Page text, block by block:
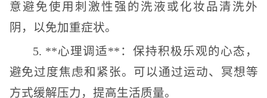
意避免使用刺激性强的洗液或化妆品清洗外
阴，以免加重症状。
5. **心理调适**：保持积极乐观的心态，
避免过度焦虑和紧张。可以通过运动、冥想等
方式缓解压力，提高生活质量。